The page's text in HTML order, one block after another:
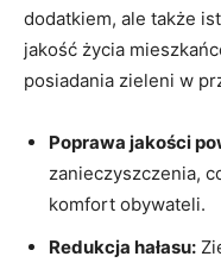
dodatkiem, ale także
jakość życia
posiadania zieleni w
Poprawa jakości
zanieczyszczenia,
⁣komfort obywateli.
Redukcja hałasu: